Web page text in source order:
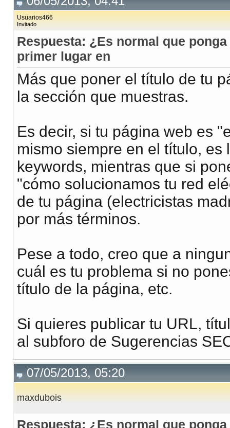
Usuarios466
Invitado
Respuesta: ¿Es normal que
primer lugar en
Más que poner el título de tu
la sección que muestras.
Es decir, si tu página web es
mismo siempre en el título,
keywords, mientras que si
"cómo solucionamos tu red
de tu página (electricistas
por más términos.
Pese a todo, creo que a
cuál es tu problema si no
título de la página, etc.
Si quieres publicar tu URL,
al subforo de Sugerencias
07/05/2013, 05:20
maxdubois
Respuesta: ¿Es normal que